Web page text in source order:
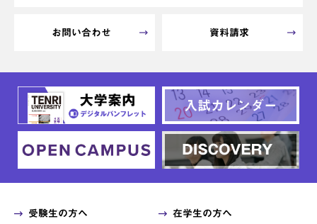
お問い合わせ 資料請求
受験生の方へ 在学生の方へ